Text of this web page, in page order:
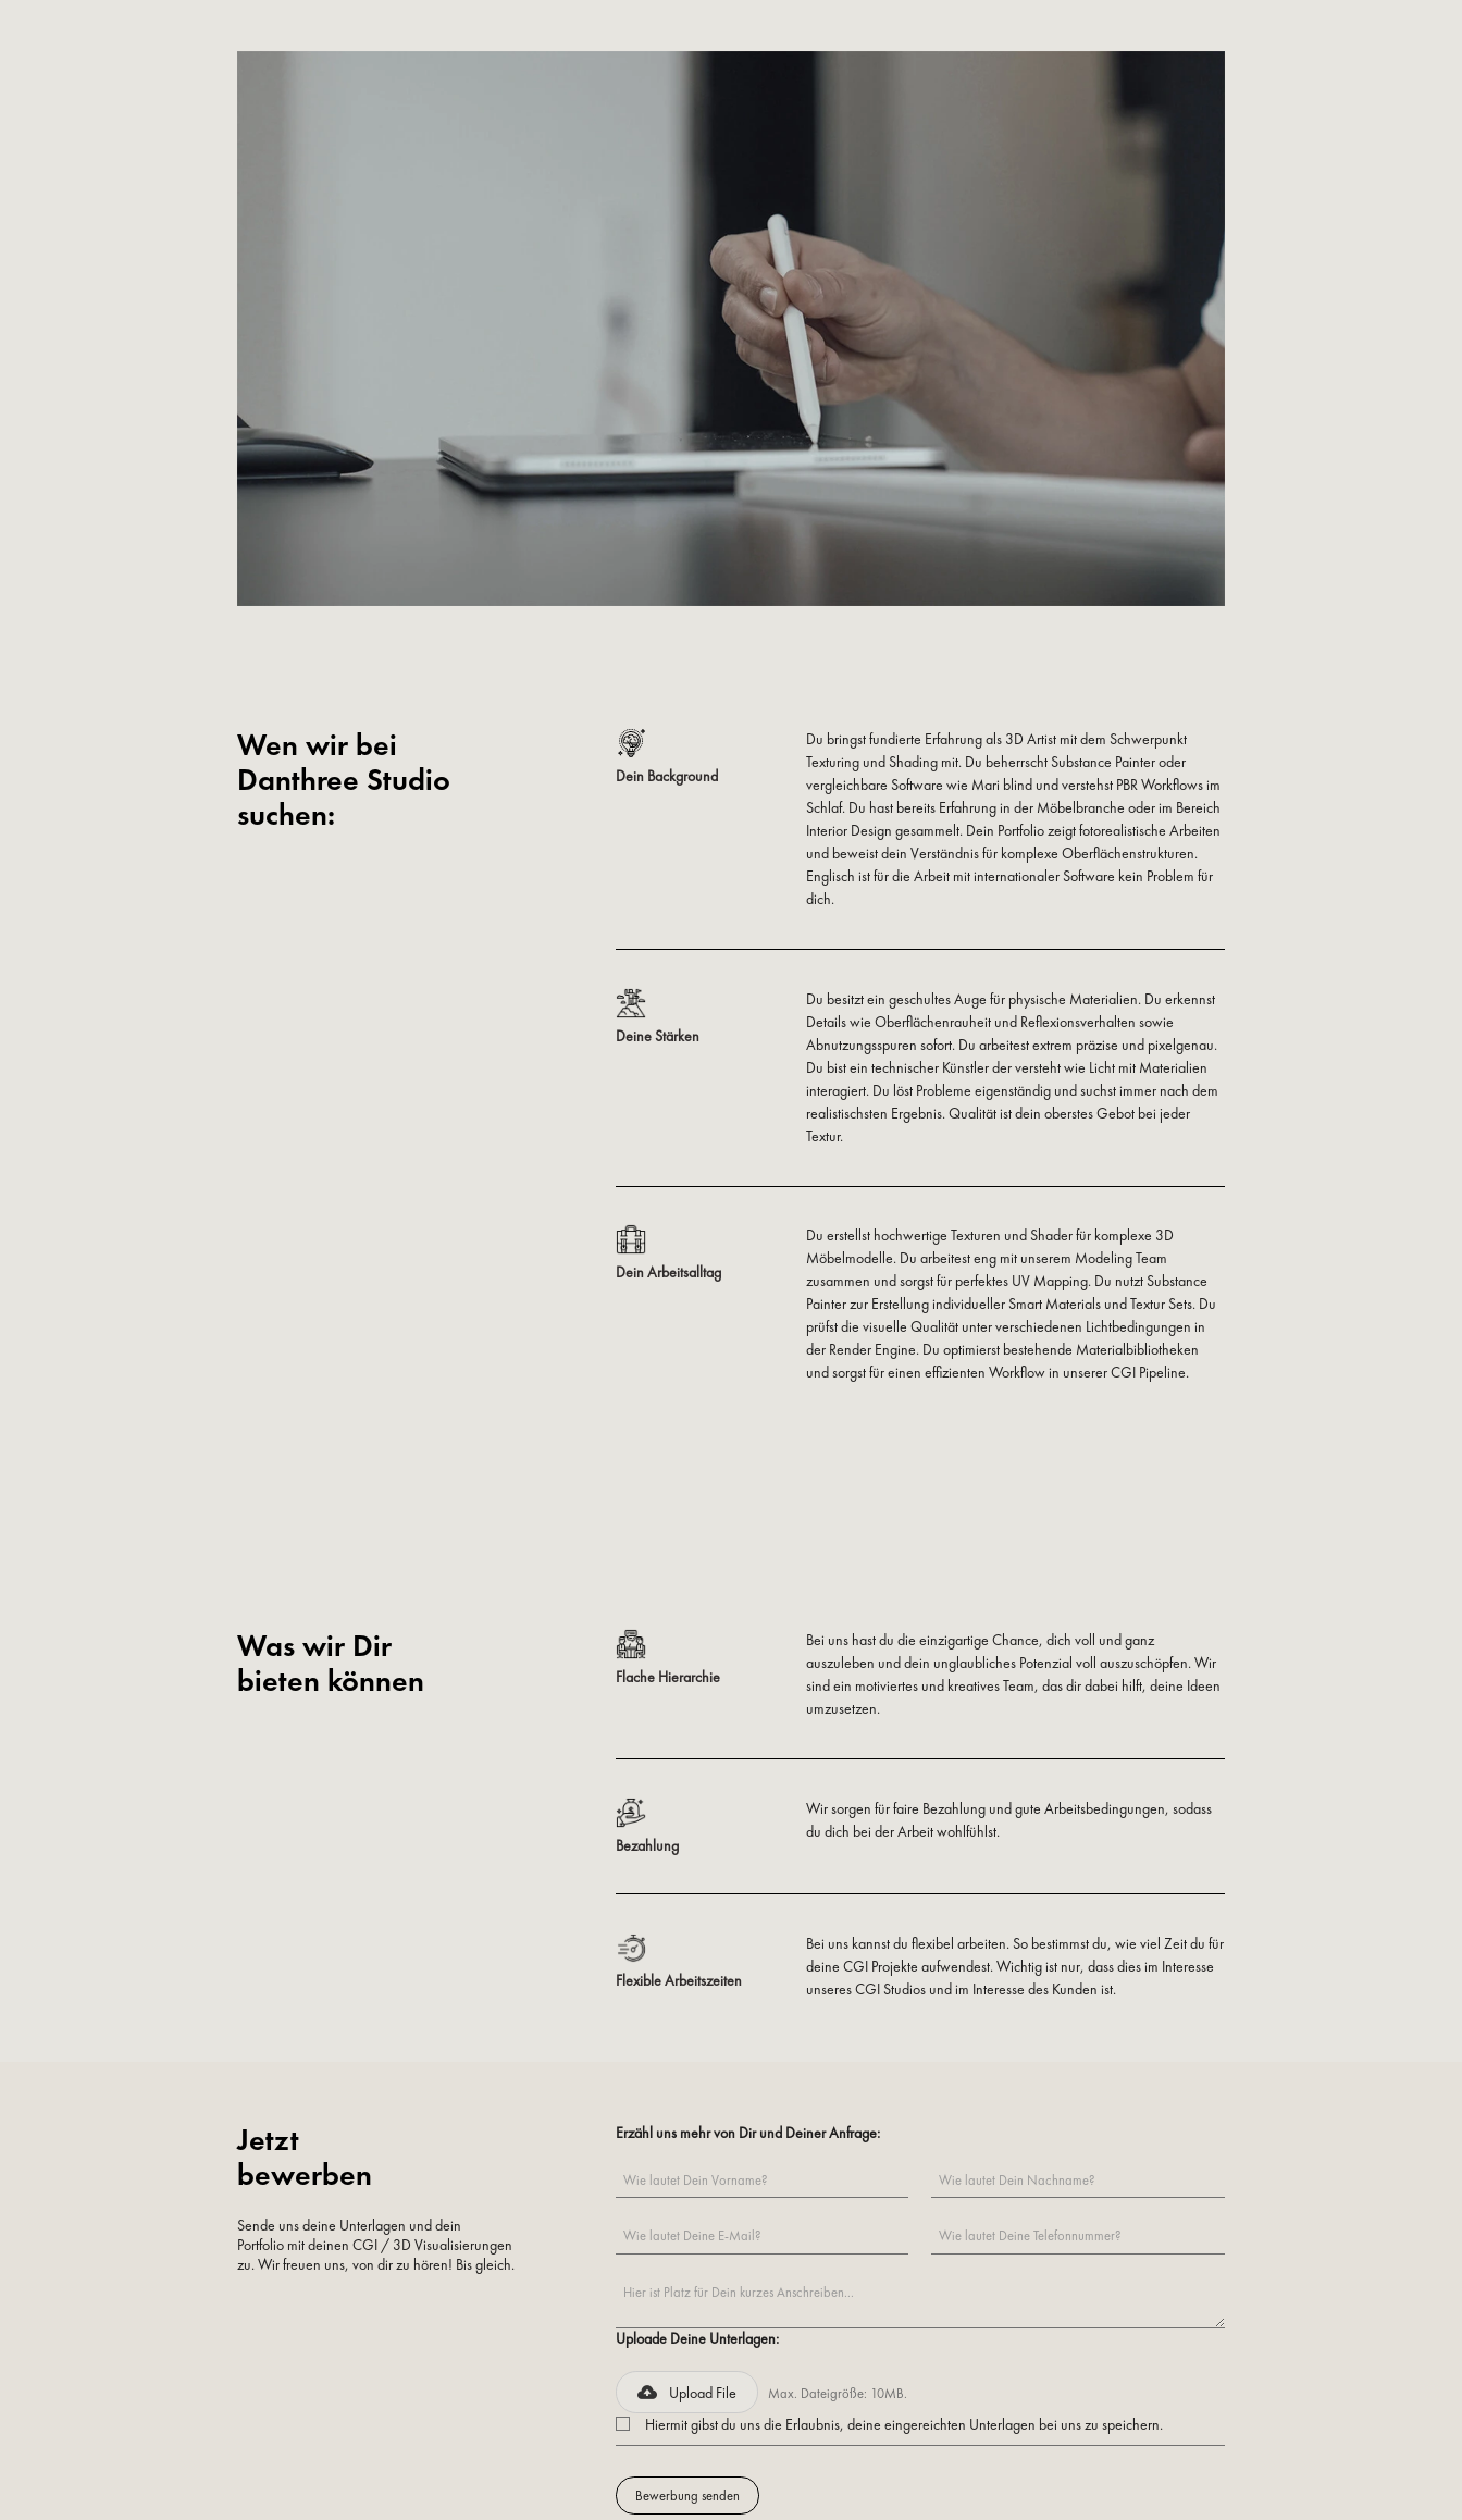
Wen wir bei
Danthree Studio
suchen:
Dein Background
Du bringst fundierte Erfahrung als 3D Artist mit dem Schwerpunkt
Texturing und Shading mit. Du beherrscht Substance Painter oder
vergleichbare Software wie Mari blind und verstehst PBR Workflows im
Schlaf. Du hast bereits Erfahrung in der Möbelbranche oder im Bereich
Interior Design gesammelt. Dein Portfolio zeigt fotorealistische Arbeiten
und beweist dein Verständnis für komplexe Oberflächenstrukturen.
Englisch ist für die Arbeit mit internationaler Software kein Problem für
dich.
Deine Stärken
Du besitzt ein geschultes Auge für physische Materialien. Du erkennst
Details wie Oberflächenrauheit und Reflexionsverhalten sowie
Abnutzungsspuren sofort. Du arbeitest extrem präzise und pixelgenau.
Du bist ein technischer Künstler der versteht wie Licht mit Materialien
interagiert. Du löst Probleme eigenständig und suchst immer nach dem
realistischsten Ergebnis. Qualität ist dein oberstes Gebot bei jeder
Textur.
Dein Arbeitsalltag
Du erstellst hochwertige Texturen und Shader für komplexe 3D
Möbelmodelle. Du arbeitest eng mit unserem Modeling Team
zusammen und sorgst für perfektes UV Mapping. Du nutzt Substance
Painter zur Erstellung individueller Smart Materials und Textur Sets. Du
prüfst die visuelle Qualität unter verschiedenen Lichtbedingungen in
der Render Engine. Du optimierst bestehende Materialbibliotheken
und sorgst für einen effizienten Workflow in unserer CGI Pipeline.
Was wir Dir
bieten können
Flache Hierarchie
Bei uns hast du die einzigartige Chance, dich voll und ganz
auszuleben und dein unglaubliches Potenzial voll auszuschöpfen. Wir
sind ein motiviertes und kreatives Team, das dir dabei hilft, deine Ideen
umzusetzen.
Bezahlung
Wir sorgen für faire Bezahlung und gute Arbeitsbedingungen, sodass
du dich bei der Arbeit wohlfühlst.
Flexible Arbeitszeiten
Bei uns kannst du flexibel arbeiten. So bestimmst du, wie viel Zeit du für
deine CGI Projekte aufwendest. Wichtig ist nur, dass dies im Interesse
unseres CGI Studios und im Interesse des Kunden ist.
Jetzt
bewerben
Sende uns deine Unterlagen und dein
Portfolio mit deinen CGI / 3D Visualisierungen
zu. Wir freuen uns, von dir zu hören! Bis gleich.
Erzähl uns mehr von Dir und Deiner Anfrage:
Uploade Deine Unterlagen:
Upload File Max. Dateigröße: 10MB.
Hiermit gibst du uns die Erlaubnis, deine eingereichten Unterlagen bei uns zu speichern.
Bewerbung senden